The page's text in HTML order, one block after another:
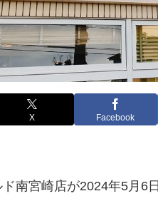
X Facebook
南宮崎店が2024年5月6